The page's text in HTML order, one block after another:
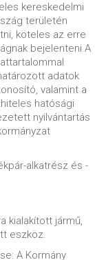
kereskedelmi
területén
köteles az erre
bejelenteni.A
adatok
valamint a
hatósági
nyilvántartás
alkatrész és -
kialakított jármű,
eszköz.
A Kormány